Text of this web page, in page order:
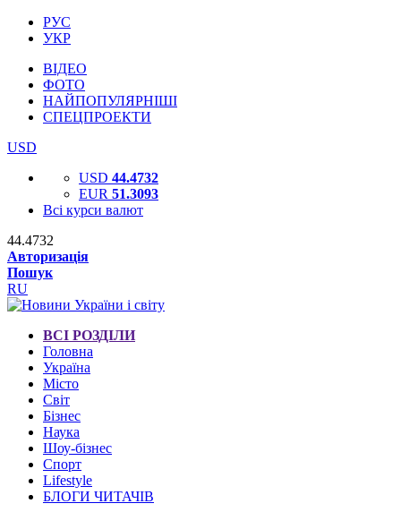
РУС
УКР
ВІДЕО
ФОТО
НАЙПОПУЛЯРНІШІ
СПЕЦПРОЕКТИ
USD
USD 44.4732
EUR 51.3093
Всі курси валют
44.4732
Авторизація
Пошук
RU
ВСІ РОЗДІЛИ
Головна
Україна
Місто
Світ
Бізнес
Наука
Шоу-бізнес
Спорт
Lifestyle
БЛОГИ ЧИТАЧІВ